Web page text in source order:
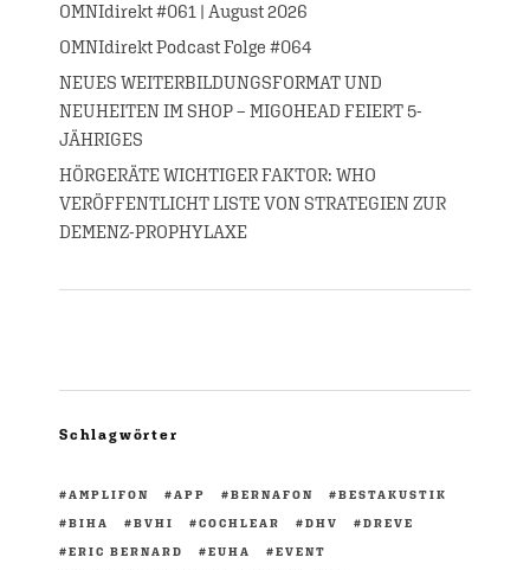
OMNIdirekt #061 | August 2026
OMNIdirekt Podcast Folge #064
NEUES WEITERBILDUNGSFORMAT UND
NEUHEITEN IM SHOP – MIGOHEAD FEIERT 5-
JÄHRIGES
HÖRGERÄTE WICHTIGER FAKTOR: WHO
VERÖFFENTLICHT LISTE VON STRATEGIEN ZUR
DEMENZ-PROPHYLAXE
Schlagwörter
AMPLIFON APP BERNAFON
BESTAKUSTIK
BIHA
BVHI COCHLEAR DHV
DREVE
ERIC BERNARD
EUHA
EVENT